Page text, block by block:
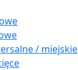
/ miejskie